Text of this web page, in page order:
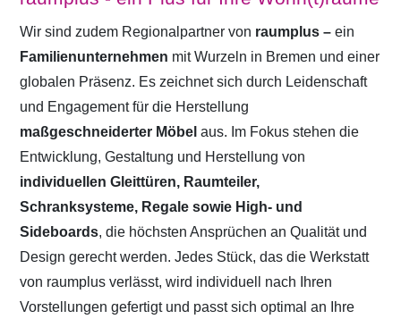
Wir sind zudem Regionalpartner von raumplus – ein
Familienunternehmen mit Wurzeln in Bremen und einer
globalen Präsenz. Es zeichnet sich durch Leidenschaft
und Engagement für die Herstellung
maßgeschneiderter Möbelaus. Im Fokus stehen die
Entwicklung, Gestaltung und Herstellung von
individuellen Gleittüren, Raumteiler,
Schranksysteme, Regale sowie High- und
Sideboards, die höchsten Ansprüchen an Qualität und
Design gerecht werden. Jedes Stück, das die Werkstatt
von raumplus verlässt, wird individuell nach Ihren
Vorstellungen gefertigt und passt sich optimal an Ihre